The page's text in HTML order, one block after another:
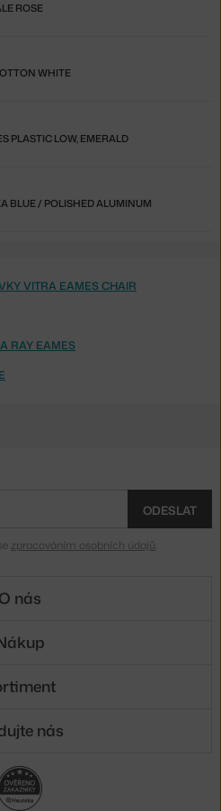
ROSE
WHITE
PLASTIC LOW, EMERALD
BLUE / POLISHED ALUMINUM
VITRA EAMES CHAIR
RAY EAMES
ODESLAT
zpracováním osobních údajů
O nás
nás